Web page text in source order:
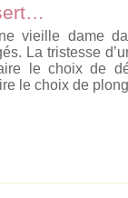
vieille dame
La tristesse
le choix de
le choix de